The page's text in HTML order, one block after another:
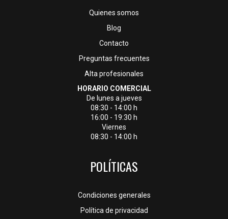
Quienes somos
Blog
Contacto
Preguntas frecuentes
Alta profesionales
HORARIO COMERCIAL
De lunes a jueves
08:30 - 14:00 h
16:00 - 19:30 h
Viernes
08:30 - 14:00 h
POLÍTICAS
Condiciones generales
Política de privacidad